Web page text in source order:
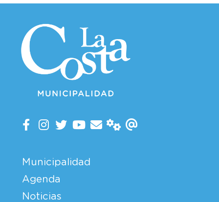
Municipalidad
Agenda
Noticias